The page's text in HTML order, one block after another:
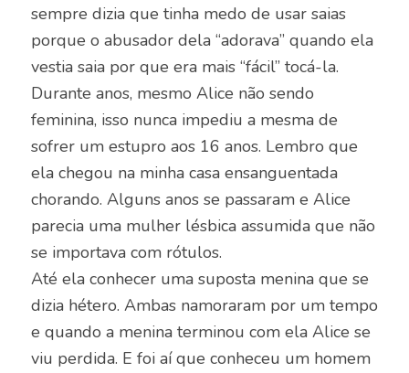
sempre dizia que tinha medo de usar saias
porque o abusador dela “adorava” quando ela
vestia saia por que era mais “fácil” tocá-la.
Durante anos, mesmo Alice não sendo
feminina, isso nunca impediu a mesma de
sofrer um estupro aos 16 anos. Lembro que
ela chegou na minha casa ensanguentada
chorando. Alguns anos se passaram e Alice
parecia uma mulher lésbica assumida que não
se importava com rótulos.
Até ela conhecer uma suposta menina que se
dizia hétero. Ambas namoraram por um tempo
e quando a menina terminou com ela Alice se
viu perdida. E foi aí que conheceu um homem